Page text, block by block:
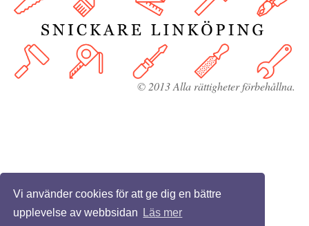
Vi använder cookies för att ge dig en bättre
upplevelse av webbsidan
Läs mer
© 2013 Alla rättigheter förbehållna.